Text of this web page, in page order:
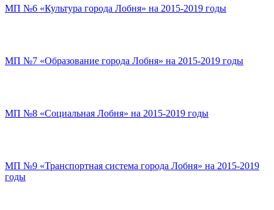
МП №6 «Культура города Лобня» на 2015-2019 годы
МП №7 «Образование города Лобня» на 2015-2019 годы
МП №8 «Социальная Лобня» на 2015-2019 годы
МП №9 «Транспортная система города Лобня» на 2015-2019
годы